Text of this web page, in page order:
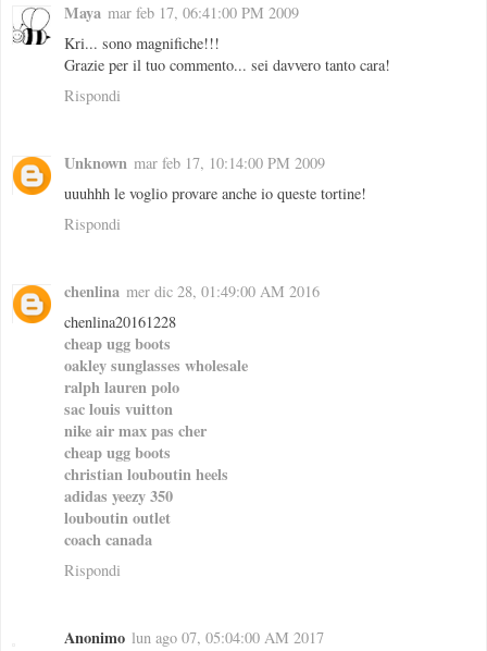
Maya mar feb 17, 06:41:00 PM 2009
Kri... sono magnifiche!!!
Grazie per il tuo commento... sei davvero tanto cara!
Rispondi
Unknown mar feb 17, 10:14:00 PM 2009
uuuhhh le voglio provare anche io queste tortine!
Rispondi
chenlina mer dic 28, 01:49:00 AM 2016
chenlina20161228
cheap ugg boots
oakley sunglasses wholesale
ralph lauren polo
sac louis vuitton
nike air max pas cher
cheap ugg boots
christian louboutin heels
adidas yeezy 350
louboutin outlet
coach canada
Rispondi
Anonimo lun ago 07, 05:04:00 AM 2017